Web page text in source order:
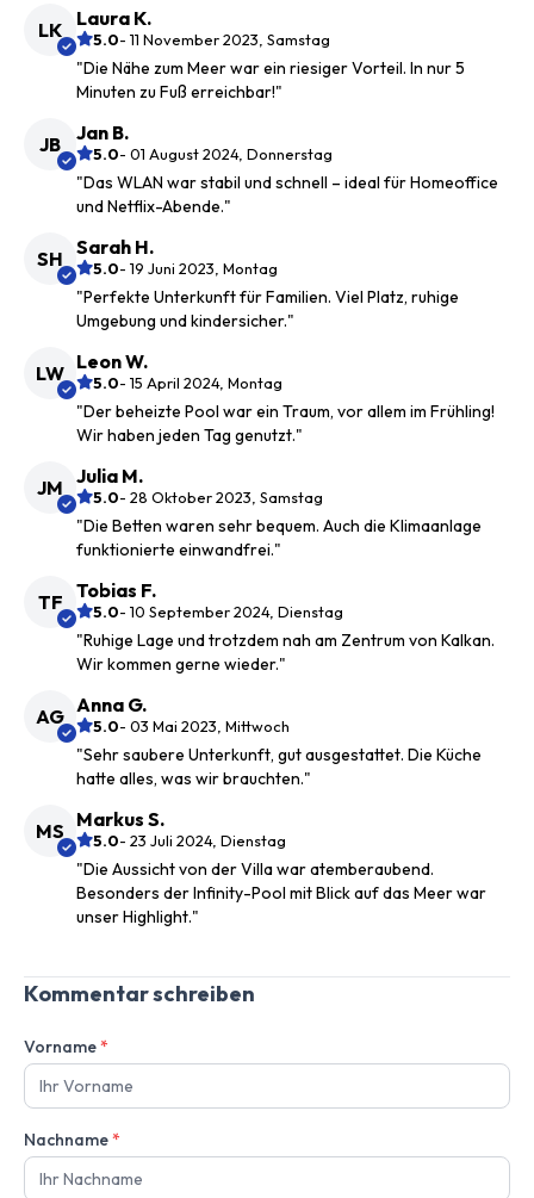
LK Laura K.
5.0- 11 November 2023, Samstag
"Die Nähe zum Meer war ein riesiger Vorteil. In nur 5
Minuten zu Fuß erreichbar!"
JB Jan B.
5.0- 01 August 2024, Donnerstag
"Das WLAN war stabil und schnell – ideal für Homeoffice
und Netflix-Abende."
SH Sarah H.
5.0- 19 Juni 2023, Montag
"Perfekte Unterkunft für Familien. Viel Platz, ruhige
Umgebung und kindersicher."
LW Leon W.
5.0- 15 April 2024, Montag
"Der beheizte Pool war ein Traum, vor allem im Frühling!
Wir haben jeden Tag genutzt."
JM Julia M.
5.0- 28 Oktober 2023, Samstag
"Die Betten waren sehr bequem. Auch die Klimaanlage
funktionierte einwandfrei."
TF Tobias F.
5.0- 10 September 2024, Dienstag
"Ruhige Lage und trotzdem nah am Zentrum von Kalkan.
Wir kommen gerne wieder."
AG Anna G.
5.0- 03 Mai 2023, Mittwoch
"Sehr saubere Unterkunft, gut ausgestattet. Die Küche
hatte alles, was wir brauchten."
MS Markus S.
5.0- 23 Juli 2024, Dienstag
"Die Aussicht von der Villa war atemberaubend.
Besonders der Infinity-Pool mit Blick auf das Meer war
unser Highlight."
Kommentar schreiben
Vorname*
Nachname*